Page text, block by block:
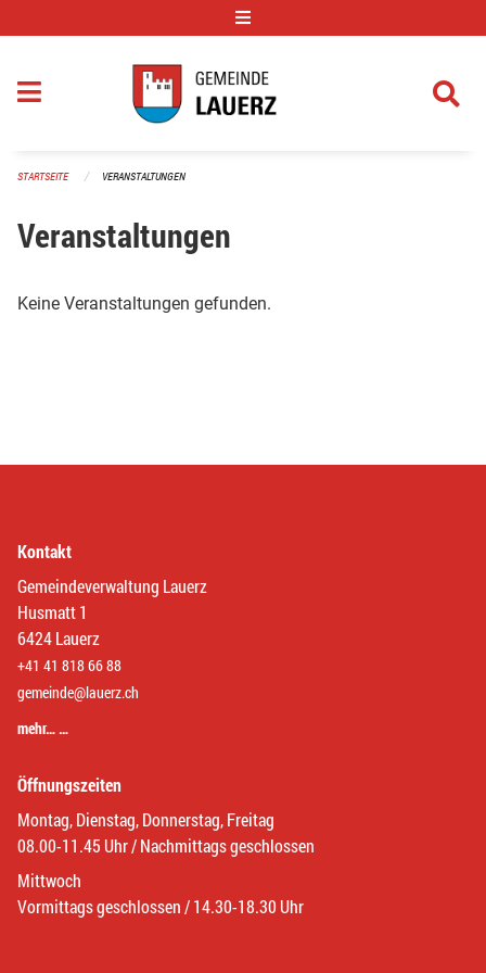
STARTSEITE VERANSTALTUNGEN
Veranstaltungen
Keine Veranstaltungen gefunden.
Kontakt
Gemeindeverwaltung Lauerz
Husmatt 1
6424 Lauerz
+41 41 818 66 88
gemeinde@lauerz.ch
mehr… …
Öffnungszeiten
Montag, Dienstag, Donnerstag, Freitag
08.00-11.45 Uhr / Nachmittags geschlossen
Mittwoch
Vormittags geschlossen / 14.30-18.30 Uhr